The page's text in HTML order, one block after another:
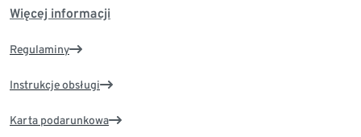
Więcej informacji
Regulaminy
Instrukcje obsługi
Karta podarunkowa